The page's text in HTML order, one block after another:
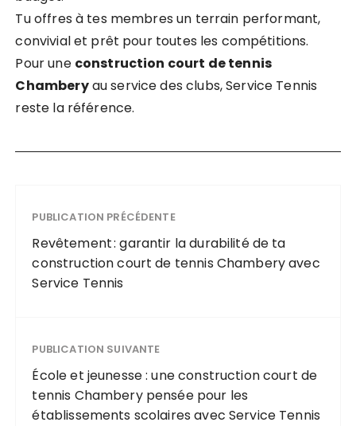
Tu offres à tes membres un terrain performant,
convivial et prêt pour toutes les compétitions.
Pour une construction court de tennis
Chamberyau service des clubs, Service Tennis
reste la référence.
PUBLICATION PRÉCÉDENTE
Revêtement : garantir la durabilité de ta
construction court de tennis Chambery avec
Service Tennis
PUBLICATION SUIVANTE
École et jeunesse : une construction court de
tennis Chambery pensée pour les
établissements scolaires avec Service Tennis